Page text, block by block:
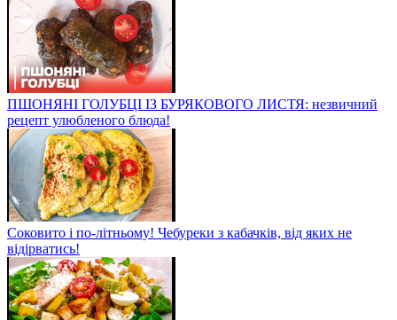
ПШОНЯНІ ГОЛУБЦІ ІЗ БУРЯКОВОГО ЛИСТЯ: незвичний
рецепт улюбленого блюда!
Соковито і по-літньому! Чебуреки з кабачків, від яких не
відірватись!